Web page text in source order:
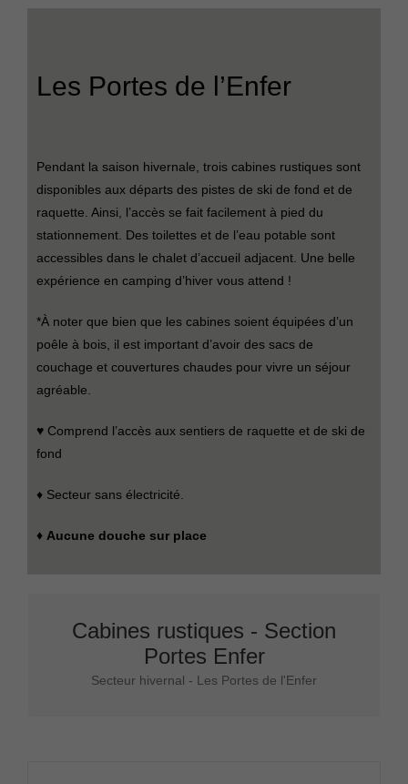
Les Portes de l’Enfer
Pendant la saison hivernale, trois cabines rustiques sont
disponibles aux départs des pistes de ski de fond et de
raquette. Ainsi, l’accès se fait facilement à pied du
stationnement. Des toilettes et de l’eau potable sont
accessibles dans le chalet d’accueil adjacent. Une belle
expérience en camping d’hiver vous attend !
*À noter que bien que les cabines soient équipées d’un
poêle à bois, il est important d’avoir des sacs de
couchage et couvertures chaudes pour vivre un séjour
agréable.
♥ Comprend l’accès aux sentiers de raquette et de ski de
fond
♦ Secteur sans électricité.
♦ Aucune douche sur place
Cabines rustiques - Section
Portes Enfer
Secteur hivernal - Les Portes de l'Enfer
Hiver seulement
Cliquez ici pour plus d’informations